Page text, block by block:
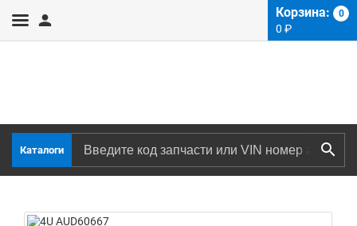
Корзина: 0
0 ₽
Каталоги